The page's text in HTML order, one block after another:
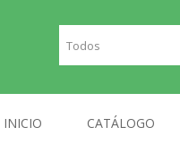
INICIO CATÁLOGO